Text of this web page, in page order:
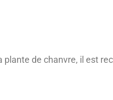
de chanvre, il est